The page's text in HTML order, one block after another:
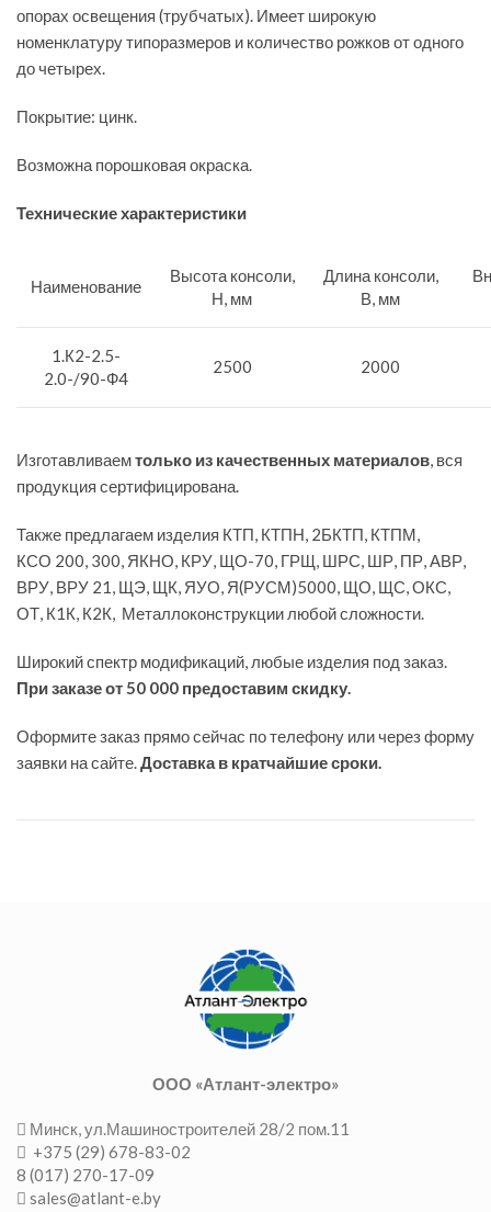
опорах освещения (трубчатых). Имеет широкую
номенклатуру типоразмеров и количество рожков от одного
до четырех.
Покрытие: цинк.
Возможна порошковая окраска.
Технические характеристики
Наименование
Высота консоли,
Н, мм
Длина консоли,
В, мм
1.К2-2.5-
2.0-/90-Ф4
2500 2000
Изготавливаемтолько из качественных материалов, вся
продукция сертифицирована.
Также предлагаем изделия КТП, КТПН, 2БКТП, КТПМ,
КСО 200, 300, ЯКНО, КРУ, ЩО-70, ГРЩ, ШРС, ШР, ПР, АВР,
ВРУ, ВРУ 21, ЩЭ, ЩК, ЯУО, Я(РУСМ)5000, ЩО, ЩС, ОКС,
ОТ, К1К, К2К, Металлоконструкции любой сложности.
Широкий спектр модификаций, любые изделия под заказ.
При заказе от 50 000 предоставим скидку.
Оформите заказ прямо сейчас по телефону или через форму
заявки на сайте.Доставка в кратчайшие сроки.
ООО «Атлант-электро»
Минск, ул.Машиностроителей 28/2 пом.11
+375 (29) 678-83-02
8 (017) 270-17-09
sales@atlant-e.by